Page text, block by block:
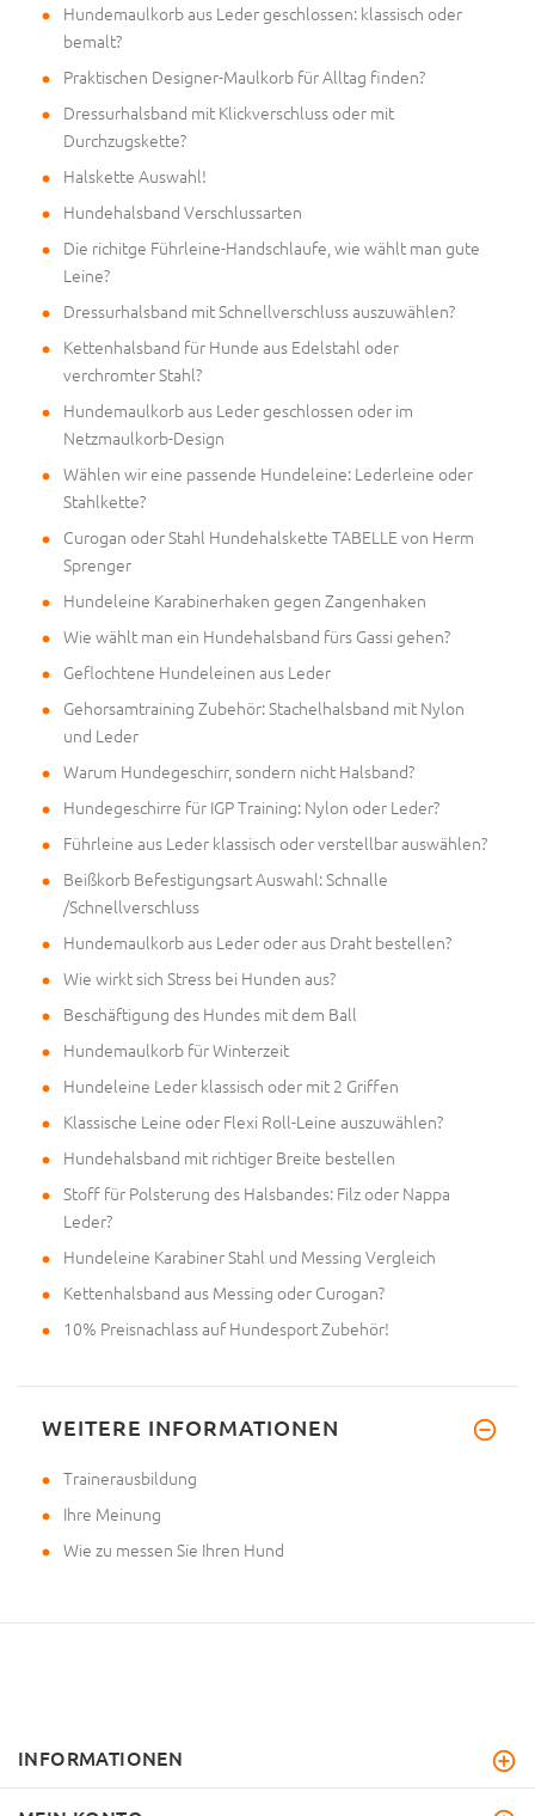
Hundemaulkorb aus Leder geschlossen: klassisch oder
bemalt?
Praktischen Designer-Maulkorb für Alltag finden?
Dressurhalsband mit Klickverschluss oder mit
Durchzugskette?
Halskette Auswahl!
Hundehalsband Verschlussarten
Die richitge Führleine-Handschlaufe, wie wählt man gute
Leine?
Dressurhalsband mit Schnellverschluss auszuwählen?
Kettenhalsband für Hunde aus Edelstahl oder
verchromter Stahl?
Hundemaulkorb aus Leder geschlossen oder im
Netzmaulkorb-Design
Wählen wir eine passende Hundeleine: Lederleine oder
Stahlkette?
Curogan oder Stahl Hundehalskette TABELLE von Herm
Sprenger
Hundeleine Karabinerhaken gegen Zangenhaken
Wie wählt man ein Hundehalsband fürs Gassi gehen?
Geflochtene Hundeleinen aus Leder
Gehorsamtraining Zubehör: Stachelhalsband mit Nylon
und Leder
Warum Hundegeschirr, sondern nicht Halsband?
Hundegeschirre für IGP Training: Nylon oder Leder?
Führleine aus Leder klassisch oder verstellbar auswählen?
Beißkorb Befestigungsart Auswahl: Schnalle
/Schnellverschluss
Hundemaulkorb aus Leder oder aus Draht bestellen?
Wie wirkt sich Stress bei Hunden aus?
Beschäftigung des Hundes mit dem Ball
Hundemaulkorb für Winterzeit
Hundeleine Leder klassisch oder mit 2 Griffen
Klassische Leine oder Flexi Roll-Leine auszuwählen?
Hundehalsband mit richtiger Breite bestellen
Stoff für Polsterung des Halsbandes: Filz oder Nappa
Leder?
Hundeleine Karabiner Stahl und Messing Vergleich
Kettenhalsband aus Messing oder Curogan?
10% Preisnachlass auf Hundesport Zubehör!
WEITERE INFORMATIONEN
Trainerausbildung
Ihre Meinung
Wie zu messen Sie Ihren Hund
INFORMATIONEN